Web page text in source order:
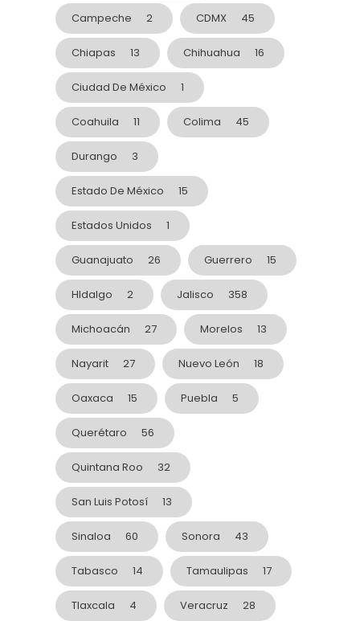
Campeche 2 CDMX 45
Chiapas 13 Chihuahua 16
Ciudad De México 1
Coahuila 11 Colima 45
Durango 3
Estado De México 15
Estados Unidos 1
Guanajuato 26 Guerrero 15
HIdalgo 2 Jalisco 358
Michoacán 27 Morelos 13
Nayarit 27 Nuevo León 18
Oaxaca 15 Puebla 5
Querétaro 56
Quintana Roo 32
San Luis Potosí 13
Sinaloa 60 Sonora 43
Tabasco 14 Tamaulipas 17
Tlaxcala 4 Veracruz 28